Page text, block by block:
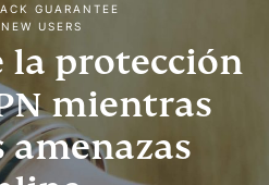
GUARANTEE
USERS
la protección
mientras
amenazas